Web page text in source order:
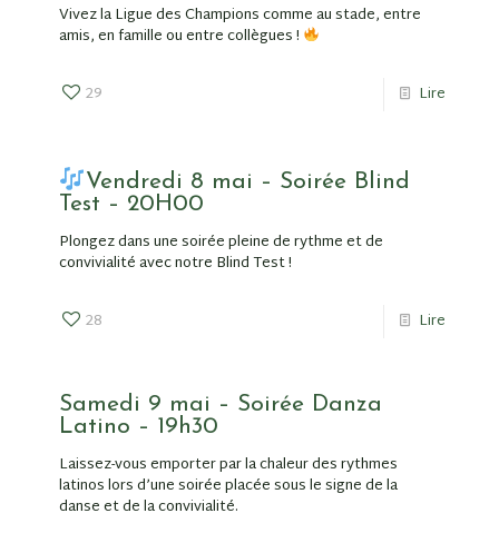
Vivez la Ligue des Champions comme au stade, entre
amis, en famille ou entre collègues !
29 Lire
Vendredi 8 mai – Soirée Blind
Test – 20H00
Plongez dans une soirée pleine de rythme et de
convivialité avec notre Blind Test !
28 Lire
Samedi 9 mai – Soirée Danza
Latino – 19h30
Laissez-vous emporter par la chaleur des rythmes
latinos lors d’une soirée placée sous le signe de la
danse et de la convivialité.